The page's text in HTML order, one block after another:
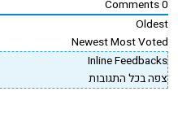
Newest Most
Inline
בכל התגובות